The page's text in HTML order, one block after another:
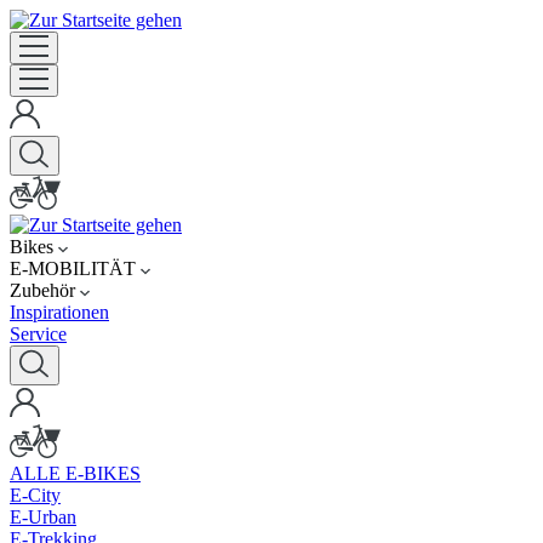
Bikes
E-MOBILITÄT
Zubehör
Inspirationen
Service
ALLE E-BIKES
E-City
E-Urban
E-Trekking